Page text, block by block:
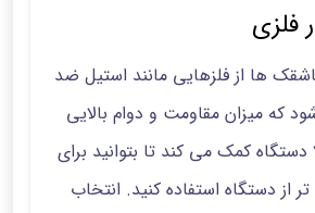
فلزی
ها از فلزهایی مانند استیل ضد
که میزان مقاومت و دوام بالایی
دستگاه کمک می کند تا بتوانید برای
از دستگاه استفاده کنید. انتخاب